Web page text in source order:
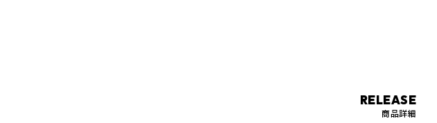
RELEASE
商品詳細